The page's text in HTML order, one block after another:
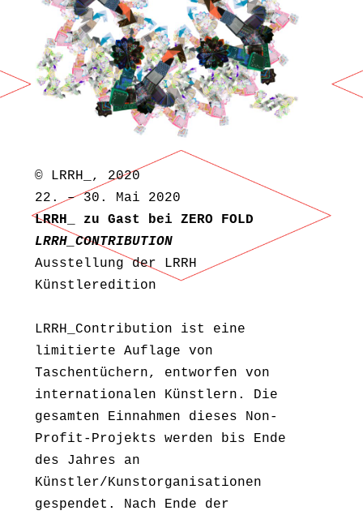
© LRRH_, 2020
22. – 30. Mai 2020
LRRH_ zu Gast bei ZERO FOLD
LRRH_CONTRIBUTION
Ausstellung der LRRH
Künstleredition
LRRH_Contribution ist eine
limitierte Auflage von
Taschentüchern, entworfen von
internationalen Künstlern. Die
gesamten Einnahmen dieses Non-
Profit-Projekts werden bis Ende
des Jahres an
Künstler/Kunstorganisationen
gespendet. Nach Ende der